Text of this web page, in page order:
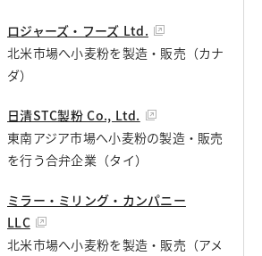
ロジャーズ・フーズ Ltd.
北米市場へ小麦粉を製造・販売（カナ
ダ）
日清STC製粉 Co., Ltd.
東南アジア市場へ小麦粉の製造・販売
を行う合弁企業（タイ）
ミラー・ミリング・カンパニー
LLC
北米市場へ小麦粉を製造・販売（アメ